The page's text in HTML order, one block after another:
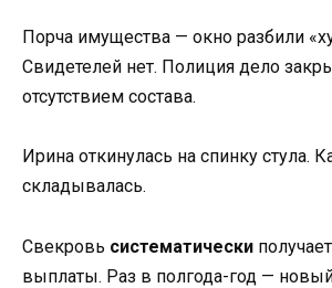
Порча имущества — окно разбили
Свидетелей нет. Полиция дело
отсутствием состава.
Ирина откинулась на спинку стула.
складывалась.
Свекровь систематически
выплаты. Раз в полгода-год — новый